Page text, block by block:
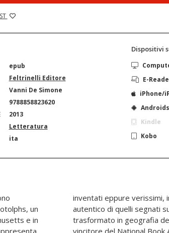
epub
Feltrinelli Editore
Vanni De Simone
9788858823620
2013
Letteratura
ita
Dispositivi
E-
iPhone/
Androids
Kindle
Kobo
e in
1957 e
famiglia